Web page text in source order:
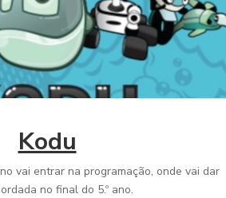
Kodu
entrar na programação, onde vai dar
no final do 5.º ano.